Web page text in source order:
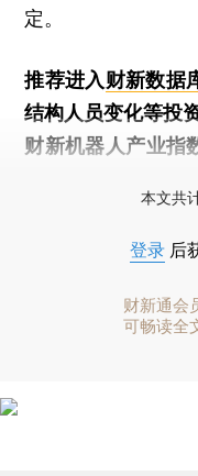
定。
推荐进入财新数据
结构人员变化等投
财新机器人产业指
本文共
登录 后
财新通会
可畅读全